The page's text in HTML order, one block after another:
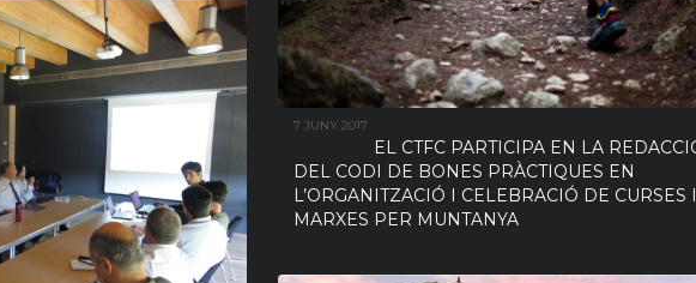
7 JUNY 2017
EL CTFC PARTICIPA EN LA
DEL CODI DE BONES PRÀCTIQUES EN
L’ORGANITZACIÓ I CELEBRACIÓ DE CURSES I
MARXES PER MUNTANYA